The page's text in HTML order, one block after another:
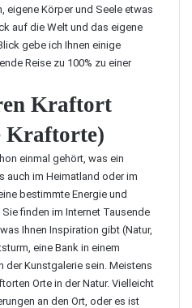
eigene Körper und Seele etwas
auf die Welt und das eigene
gebe ich Ihnen einige
Reise zu 100% zu einer
Kraftort
Kraftorte)
einmal gehört, was ein
auch im Heimatland oder im
bestimmte Energie und
finden im Internet Tausende
Ihnen Inspiration gibt (Natur,
eine Bank in einem
der Kunstgalerie sein. Meistens
Orte in der Natur. Vielleicht
an den Ort, oder es ist